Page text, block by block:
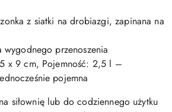
z siatki na drobiazgi, zapinana na
wygodnego przenoszenia
x 9 cm, Pojemność: 2,5 l –
pojemna
siłownię lub do codziennego użytku